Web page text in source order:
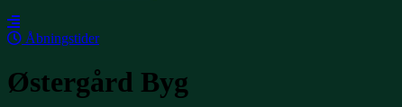
Åbningstider
Østergård Byg